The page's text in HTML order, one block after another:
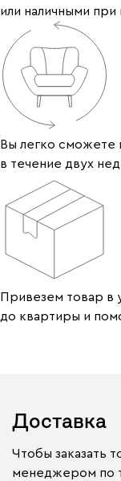
или наличными при
Вы легко сможете
в течение двух
Привезем товар в
до квартиры и
Доставка
Чтобы заказать
менеджером по